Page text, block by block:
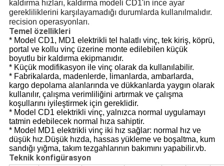
kaldırma hızları, kaldırma modeli CD1'in ince ayar
gerekliliklerini karşılayamadığı durumlarda kullanılmalıdır.
recision operasyonları.
Temel özellikleri
* Model CD1, MD1 elektrikli tel halatlı vinç, tek kiriş, köprü,
portal ve kollu vinç üzerine monte edilebilen küçük
boyutlu bir kaldırma ekipmanıdır.
* Küçük modifikasyon ile vinç olarak da kullanılabilir.
* Fabrikalarda, madenlerde, limanlarda, ambarlarda,
kargo depolama alanlarında ve dükkanlarda yaygın olarak
kullanılır, çalışma verimliliğini artırmak ve çalışma
koşullarını iyileştirmek için gereklidir.
* Model CD1 elektrikli vinç, yalnızca normal uygulamayı
tatmin edebilecek normal hıza sahiptir.
* Model MD1 elektrikli vinç iki hız sağlar: normal hız ve
düşük hız.Düşük hızda, hassas yükleme ve boşaltma, kum
sandığı yığma, takım tezgahlarının bakımını yapabilir.vb.
Teknik konfigürasyon